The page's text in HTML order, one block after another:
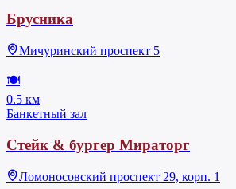
Брусника
Мичуринский проспект 5
🍽
0.5 км
Банкетный зал
Стейк & бургер Мираторг
Ломоносовский проспект 29, корп. 1